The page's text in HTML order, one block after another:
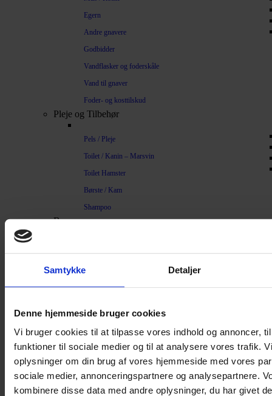
Samtykke Detaljer
Denne hjemmeside bruger cookies
Vi bruger cookies til at tilpasse vores indhold og annoncer,
funktioner til sociale medier og til at analysere vores trafik.
oplysninger om din brug af vores hjemmeside med vores
sociale medier, annonceringspartnere og analysepartnere.
kombinere disse data med andre oplysninger, du har givet
Egern
Andre gnavere
Godbidder
Vandflasker og foderskåle
Vand til gnaver
Foder- og kosttilskud
Pleje og Tilbehør
Pels / Pleje
Toilet / Kanin – Marsvin
Toilet Hamster
Børste / Kam
Shampoo
Bure
Marsvinebur
Løbegård
Overdækning løbegård
Indretning til bure
Legepladser til bure